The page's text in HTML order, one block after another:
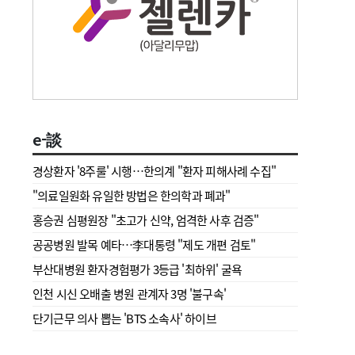
e-談
경상환자 '8주룰' 시행…한의계 "환자 피해사례 수집"
"의료일원화 유일한 방법은 한의학과 폐과"
홍승권 심평원장 " 초고가 신약, 엄격한 사후 검증"
공공병원 발목 예타…李대통령 "제도 개편 검토"
부산대병원 환자경험평가 3등급 '최하위' 굴욕
인천 시신 오배출 병원 관계자 3명 '불구속'
단기근무 의사 뽑는 'BTS 소속사' 하이브